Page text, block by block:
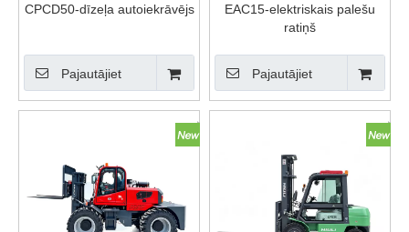
CPCD50-dīzeļa autoiekrāvējs
Pajautājiet
EAC15-elektriskais palešu
ratiņš
Pajautājiet